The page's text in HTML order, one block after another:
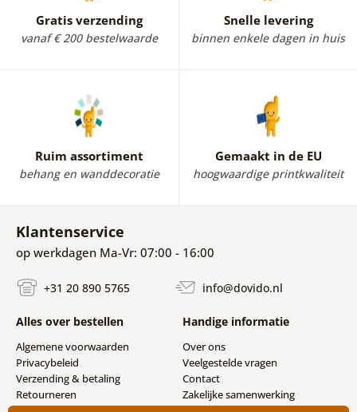
de natuur.
Gratis verzending
vanaf € 200 bestelwaarde
Snelle levering
binnen enkele dagen in huis
Ruim assortiment
behang en wanddecoratie
Gemaakt in de EU
hoogwaardige printkwaliteit
Klantenservice
op werkdagen Ma-Vr: 07:00 - 16:00
+31 20 890 5765 info@dovido.nl
Alles over bestellen
Algemene voorwaarden
Privacybeleid
Verzending & betaling
Retourneren
Handige informatie
Over ons
Veelgestelde vragen
Contact
Zakelijke samenwerking